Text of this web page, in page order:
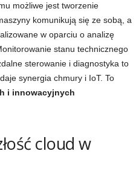
możliwe jest tworzenie
komunikują się ze sobą, a
w oparciu o analizę
stanu technicznego
sterowanie i diagnostyka to
synergia chmury i IoT. To
i innowacyjnych
cloud w